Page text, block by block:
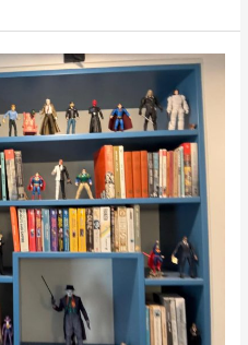
הייטק
ביטחון?
יובל
סיון
בהתייחסות